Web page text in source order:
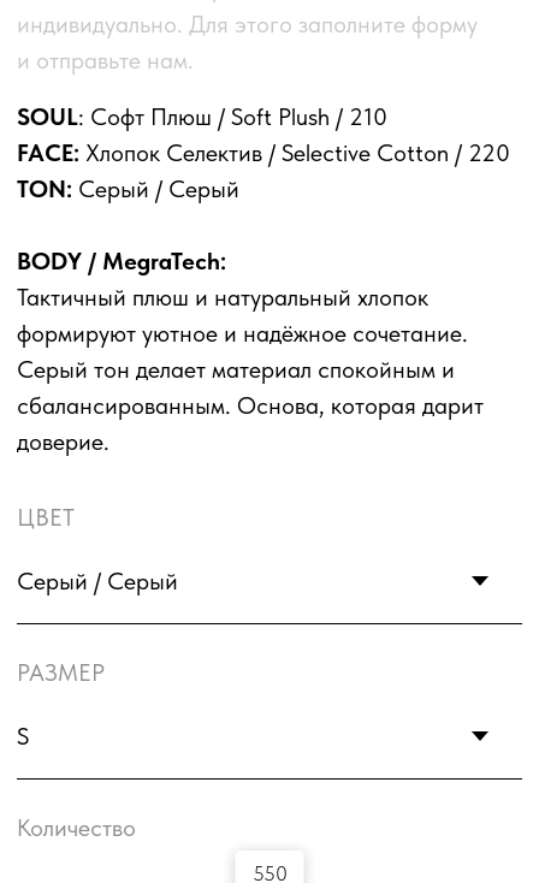
Количество
550
100 1000
Количество товара к заказу:550
В КОРЗИНУ